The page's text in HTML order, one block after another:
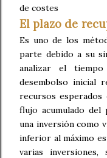
de costes
El plazo de
Es uno de los
parte debido a su
analizar el
desembolso inicial
recursos
flujo acumulado del
una inversión como
inferior al máximo
varias